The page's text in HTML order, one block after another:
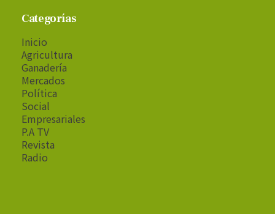
Categorías
Inicio
Agricultura
Ganadería
Mercados
Política
Social
Empresariales
P.A TV
Revista
Radio